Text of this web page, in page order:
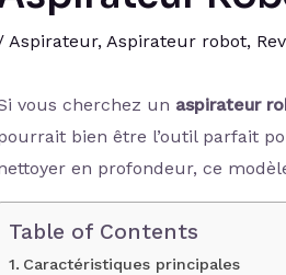
Aspirateur, Aspirateur robot,
vous cherchez un aspirateur
bien être l’outil parfait
en profondeur, ce
Table of Contents
Caractéristiques principales